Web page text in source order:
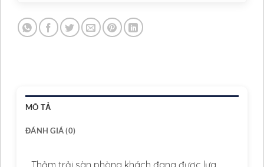
MÔ TẢ
ĐÁNH GIÁ (0)
Thảm trải sàn phòng khách đang được lựa